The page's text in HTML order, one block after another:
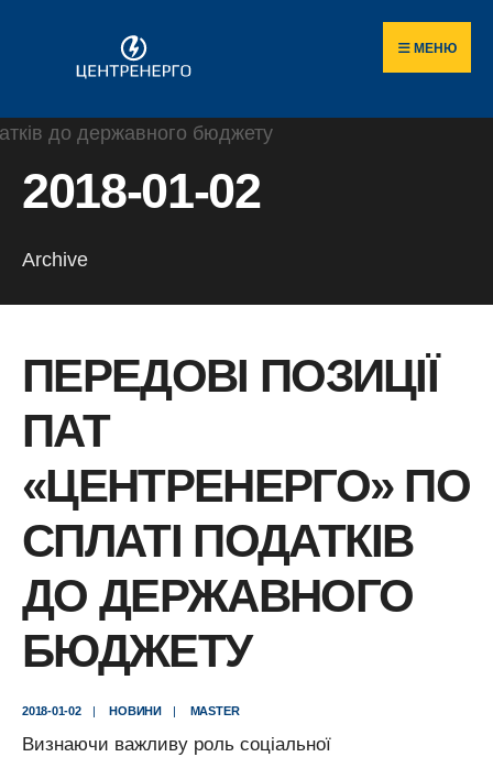
МЕНЮ
2018-01-02
Archive
ПЕРЕДОВІ ПОЗИЦІЇ
ПАТ
«ЦЕНТРЕНЕРГО» ПО
СПЛАТІ ПОДАТКІВ
ДО ДЕРЖАВНОГО
БЮДЖЕТУ
2018-01-02 НОВИНИ MASTER
Визнаючи важливу роль соціальної
сайту